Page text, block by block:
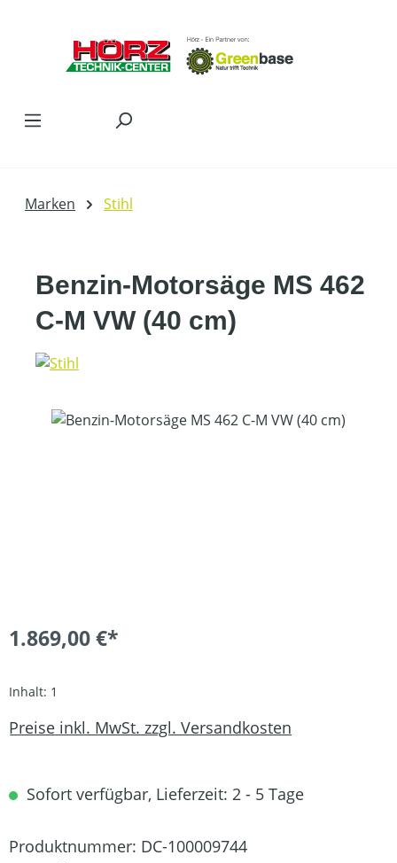
Marken Stihl
Benzin-Motorsäge MS 462
C-M VW (40 cm)
Bildergalerie überspringen
1.869,00 €*
Inhalt: 1
Preise inkl. MwSt. zzgl. Versandkosten
Sofort verfügbar, Lieferzeit: 2 - 5 Tage
Produktnummer: DC-100009744